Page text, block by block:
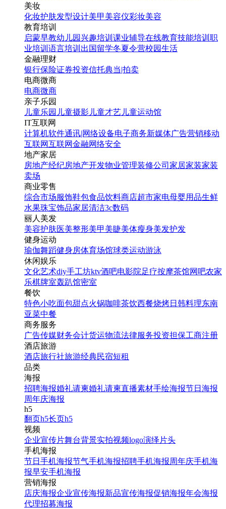
美妆
化妆护肤发型设计美甲 美容仪彩妆美容
教育培训
启蒙早教幼儿园 兴趣培训 课业辅导在线教育技能培训 职
业培训 语言培训 出国留学冬夏令营校园生活
金融理财
银行保险证券投资信托典当|拍卖
电商微商
电商微商
亲子乐园
儿童乐园 儿童摄影 儿童才艺 儿童运动馆
IT互联网
计算机软件通讯|网络设备电子商务新媒体广告营销移动
互联网互联网金融网络安全
地产家居
房地产经纪房地产开发物业管理装修公司 家居家装家装
卖场
商业零售
综合市场服饰鞋包食品饮料商店超市家电母婴用品生鲜
水果珠宝饰品家居清洁3c数码
丽人美发
美容护肤医美整形美甲美睫美体瘦身美发护发
健身运动
瑜伽舞蹈健身房体育场馆球类运动游泳
休闲娱乐
文化艺术diy手工坊ktv酒吧电影院足疗按摩茶馆网吧农家
乐棋牌室轰趴馆密室
餐饮
特色小吃面包甜点火锅咖啡茶饮西餐烧烤日韩料理东南
亚菜中餐
商务服务
广告传媒财务会计货运物流法律服务投资担保工商注册
酒店旅游
酒店旅行社旅游经典民宿短租
品类
海报
招聘海报婚礼请柬婚礼请柬直播素材手绘海报节日海报
周年庆海报
h5
翻页h5长页h5
视频
企业宣传片舞台背景实拍视频logo演绎 片头
手机海报
节日手机海报节气手机海报招聘手机海报周年庆手机海
报早安手机海报
营销海报
店庆海报企业宣传海报新品宣传海报促销海报年会海报
代理招募海报